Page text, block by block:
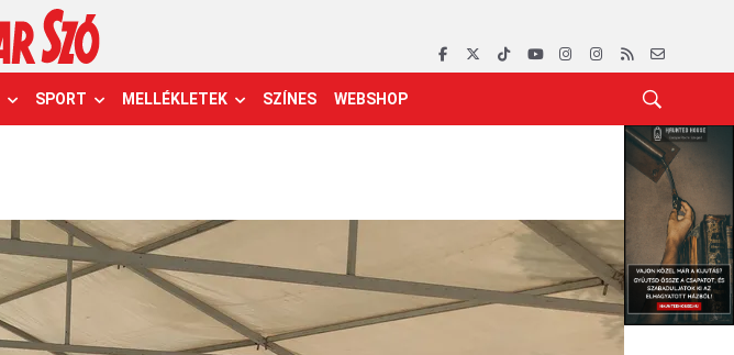
SPORT MELLÉKLETEK SZÍNES WEBSHOP